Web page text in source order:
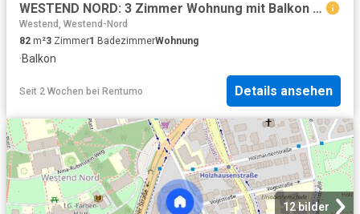
WESTEND NORD: 3 Zimmer Wohnung mit Balkon und Skyline Blick, ALLES NEU
Westend, Westend-Nord
82 m²3 Zimmer1 BadezimmerWohnung
·Balkon
Seit 2 Wochen bei Rentumo Details ansehen
12 bilder